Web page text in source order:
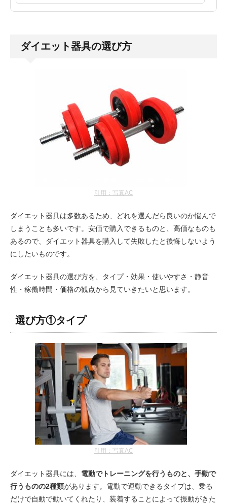
ダイエット器具の選び方
引用：写真AC
ダイエット器具は多数あるため、どれを選んだら良いのか悩んで
しまうことも多いです。安価で購入できるものと、高価なものも
あるので、ダイエット器具を購入して失敗したと後悔しないよう
にしたいものです。
ダイエット器具の選び方を、タイプ・効果・使いやすさ・静音
性・稼働時間・価格の観点から見ていきたいと思います。
選び方①タイプ
引用：写真AC
ダイエット器具には、 電動でトレーニングを行うものと、手動で
行うものの2種類があります。電動で運動できるタイプは、乗る
だけで自動で動いてくれたり、装着することによって振動がきた